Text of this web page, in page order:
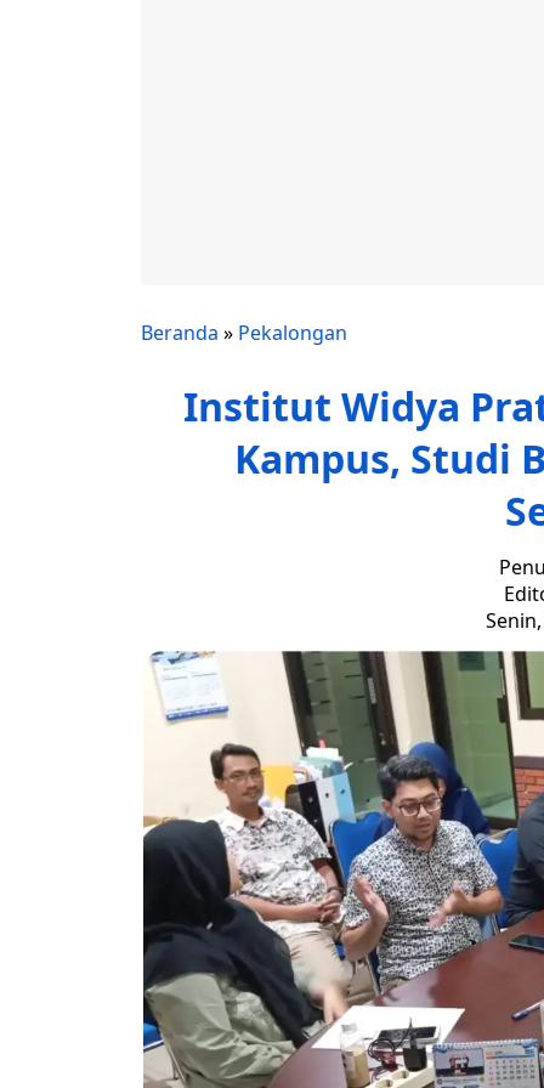
Beranda » Pekalongan
Institut Widya
Kampus, Studi